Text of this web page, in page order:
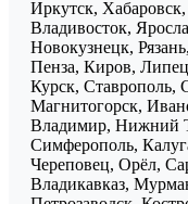
Иркутск,
Владивосток,
Новокузнецк,
Пенза, Киров,
Курск, Ставрополь,
Магнитогорск,
Владимир, Нижний
Симферополь,
Череповец, Орёл,
Владикавказ,